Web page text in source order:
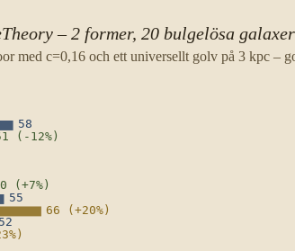
– 2 former, 20 bulgelösa
med c=0,16 och ett universellt golv på 3 kpc –
58
(-12%)
(+7%)
55
66 (+20%)
52